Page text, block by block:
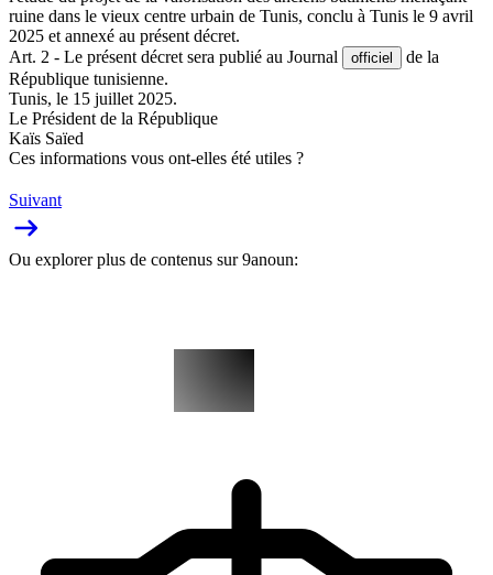
ruine dans le vieux centre urbain de Tunis, conclu à Tunis le 9 avril
2025 et annexé au présent décret.
Art. 2 - Le présent décret sera publié au Journal
officiel
de la
République tunisienne.
Tunis, le 15 juillet 2025.
Le Président de la République
Kaïs Saïed
Ces informations vous ont-elles été utiles ?
Suivant
Ou explorer plus de contenus sur 9anoun: